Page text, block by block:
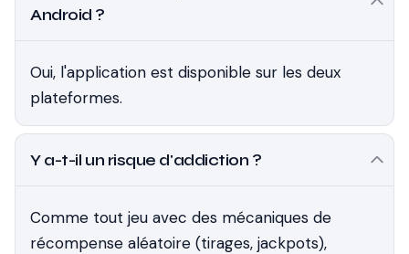
Android ?
Oui, l'application est disponible sur les deux
plateformes.
Y a-t-il un risque d'addiction ?
Comme tout jeu avec des mécaniques de
récompense aléatoire (tirages, jackpots),